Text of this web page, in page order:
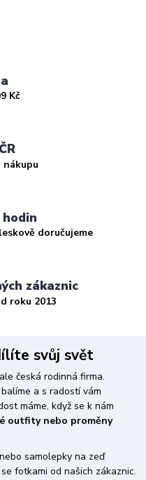
Kč
hodin
doručujeme
zákaznic
roku 2013
svůj svět
česká rodinná firma.
a s radostí vám
máme, když se k nám
outfity nebo proměny
samolepky na zeď
fotkami od našich zákaznic.